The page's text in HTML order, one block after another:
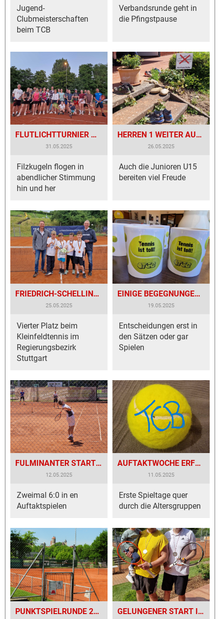
Jugend-
Clubmeisterschaften
beim TCB
Verbandsrunde geht in
die Pfingstpause
FLUTLICHTTURNIER MIT GROSSER BETEILIGUNG
31.05.2025
Filzkugeln flogen in
abendlicher Stimmung
hin und her
HERREN 1 WEITER AUF ERFOLGSKURS
26.05.2025
Auch die Junioren U15
bereiten viel Freude
FRIEDRICH-SCHELLING-SCHULE BESIGHEIM BEI „JUGEND TRAINIERT“ DABEI
25.05.2025
Vierter Platz beim
Kleinfeldtennis im
Regierungsbezirk
Stuttgart
EINIGE BEGEGNUNGEN STANDEN AM ENDE NACH MATCHES 3:3
19.05.2025
Entscheidungen erst in
den Sätzen oder gar
Spielen
FULMINANTER START DER HERREN-TEAMS!
12.05.2025
Zweimal 6:0 in en
Auftaktspielen
AUFTAKTWOCHE ERFOLGREICH GESTARTET
11.05.2025
Erste Spieltage quer
durch die Altersgruppen
PUNKTSPIELRUNDE 2025 BEGINNT GELUNGENER START IN DIE TENNISSAISON